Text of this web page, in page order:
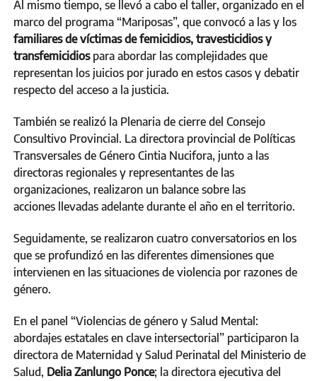
Al mismo tiempo, se llevó a cabo el taller, organizado en el
marco del programa “Mariposas”, que convocó a las y los
familiares de víctimas de femicidios, travesticidios y
transfemicidiospara abordar las complejidades que
representan los juicios por jurado en estos casos y debatir
respecto del acceso a la justicia.
También se realizó la Plenaria de cierre del Consejo
Consultivo Provincial. La directora provincial de Políticas
Transversales de Género Cintia Nucifora, junto a las
directoras regionales y representantes de las
organizaciones, realizaron un balance sobre las
acciones llevadas adelante durante el año en el territorio.
Seguidamente, se realizaron cuatro conversatorios en los
que se profundizó en las diferentes dimensiones que
intervienen en las situaciones de violencia por razones de
género.
En el panel “Violencias de género y Salud Mental:
abordajes estatales en clave intersectorial” participaron la
directora de Maternidad y Salud Perinatal del Ministerio de
Salud, Delia Zanlungo Ponce; la directora ejecutiva del